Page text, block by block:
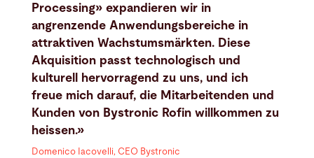
Processing» expandieren wir in
angrenzende Anwendungsbereiche in
attraktiven Wachstumsmärkten. Diese
Akquisition passt technologisch und
kulturell hervorragend zu uns, und ich
freue mich darauf, die Mitarbeitenden und
Kunden von Bystronic Rofin willkommen zu
heissen.»
Domenico Iacovelli, CEO Bystronic